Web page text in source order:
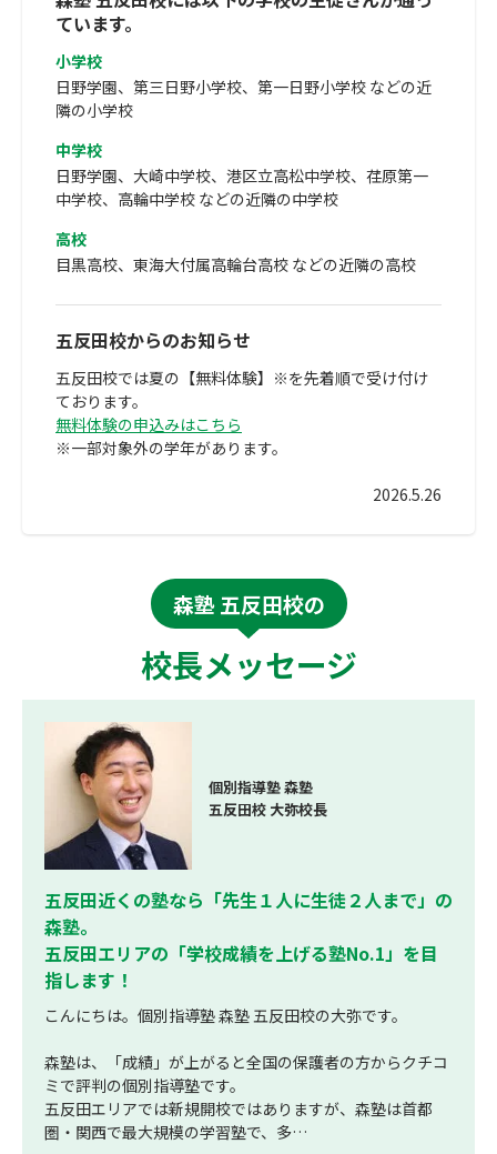
ています。
小学校
日野学園、第三日野小学校、第一日野小学校 などの近
隣の小学校
中学校
日野学園、大崎中学校、港区立高松中学校、荏原第一
中学校、高輪中学校 などの近隣の中学校
高校
目黒高校、東海大付属高輪台高校 などの近隣の高校
五反田校からのお知らせ
五反田校では夏の【無料体験】※を先着順で受け付け
ております。
無料体験の申込みはこちら
※一部対象外の学年があります。
2026.5.26
森塾 五反田校の
校長メッセージ
個別指導塾 森塾
五反田校 大弥校長
五反田近くの塾なら「先生１人に生徒２人まで」の
森塾。
五反田エリアの「学校成績を上げる塾No.1」を目
指します！
こんにちは。個別指導塾 森塾 五反田校の大弥です。
森塾は、「成績」が上がると全国の保護者の方からクチコ
ミで評判の個別指導塾です。
五反田エリアでは新規開校ではありますが、森塾は首都
圏・関西で最大規模の学習塾で、多…